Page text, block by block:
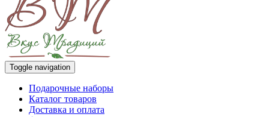
Toggle navigation
Подарочные наборы
Каталог товаров
Доставка и оплата